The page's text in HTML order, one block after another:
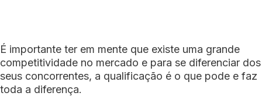
É importante ter em mente que existe uma grande
competitividade no mercado e para se diferenciar dos
seus concorrentes, a qualificação é o que pode e faz
toda a diferença.